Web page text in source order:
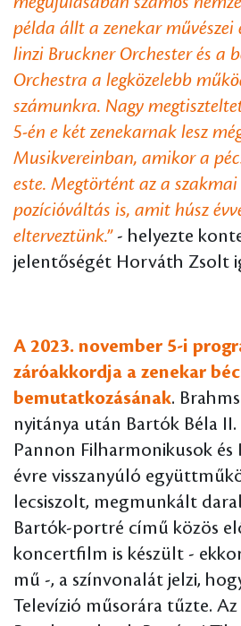
példa állt a zenekar művészei
linzi Bruckner Orchester és a
Orchestra a legközelebb
számunkra. Nagy
5-én e két zenekarnak lesz
Musikvereinban, amikor a
este. Megtörtént az a
pozícióváltás is, amit húsz
elterveztünk.”- helyezte
jelentőségét Horváth Zsolt
A 2023. november 5-i
záróakkordja a zenekar
bemutatkozásának.
nyitánya után Bartók Béla II.
Pannon Filharmonikusok és
évre visszanyúló
lecsiszolt, megmunkált
Bartók-portré című közös
koncertfilm is készült -
mű -, a színvonalát jelzi,
Televízió műsorára tűzte.